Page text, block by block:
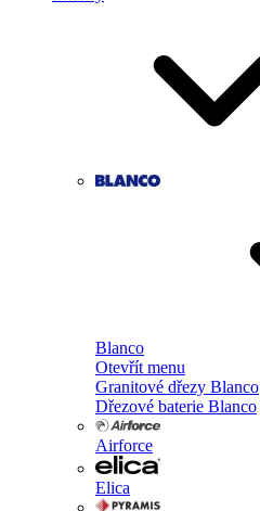
Blanco
Otevřít menu
Granitové dřezy Blanco
Dřezové baterie Blanco
Airforce
Elica